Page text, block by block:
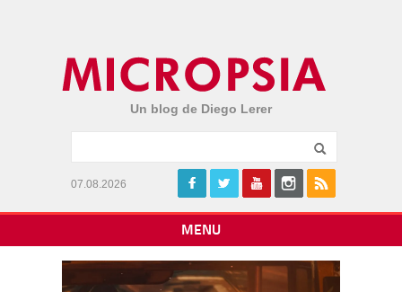
Un blog de Diego Lerer
07.08.2026
MENU